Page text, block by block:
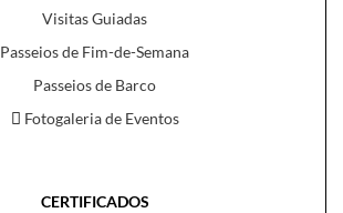
Visitas Guiadas
Passeios de Fim-de-Semana
Passeios de Barco
Fotogaleria de Eventos
CERTIFICADOS